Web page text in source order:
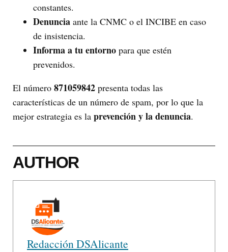
constantes.
Denuncia ante la CNMC o el INCIBE en caso
de insistencia.
Informa a tu entorno para que estén
prevenidos.
El número 871059842 presenta todas las
características de un número de spam, por lo que la
mejor estrategia es la prevención y la denuncia.
AUTHOR
Redacción DSAlicante